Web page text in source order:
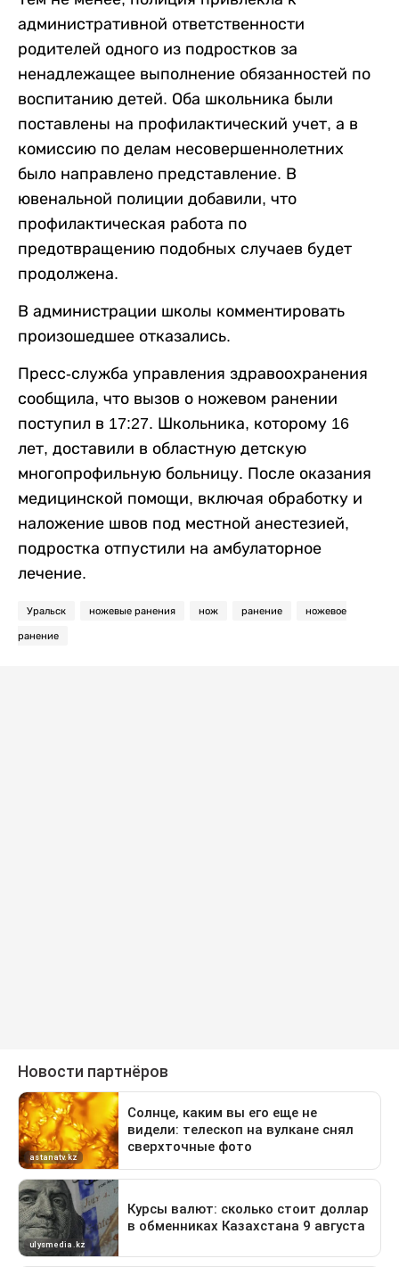
административной ответственности
родителей одного из подростков за
ненадлежащее выполнение обязанностей по
воспитанию детей. Оба школьника были
поставлены на профилактический учет, а в
комиссию по делам несовершеннолетних
было направлено представление. В
ювенальной полиции добавили, что
профилактическая работа по
предотвращению подобных случаев будет
продолжена.
В администрации школы комментировать
произошедшее отказались.
Пресс-служба управления здравоохранения
сообщила, что вызов о ножевом ранении
поступил в 17:27. Школьника, которому 16
лет, доставили в областную детскую
многопрофильную больницу. После оказания
медицинской помощи, включая обработку и
наложение швов под местной анестезией,
подростка отпустили на амбулаторное
лечение.
Уральск ножевые ранения нож ранение ножевое
ранение